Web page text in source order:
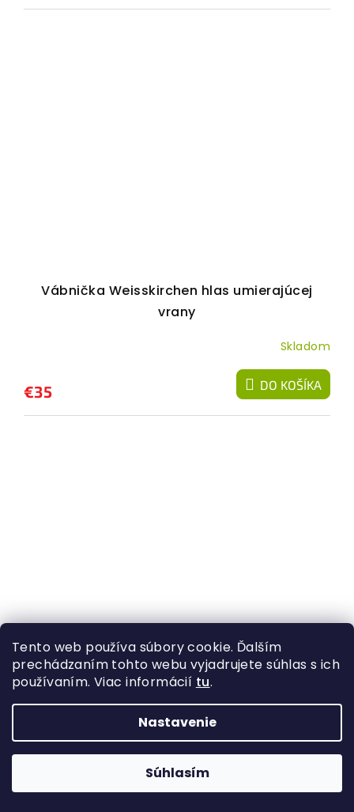
Tento web používa súbory cookie. Ďalším
prechádzaním tohto webu vyjadrujete súhlas s ich
používaním. Viac informácií tu.
Nastavenie
Súhlasím
Vábnička Weisskirchen hlas umierajúcej
vrany
Skladom
€35 DO KOŠÍKA
Skladom
€31 DO KOŠÍKA